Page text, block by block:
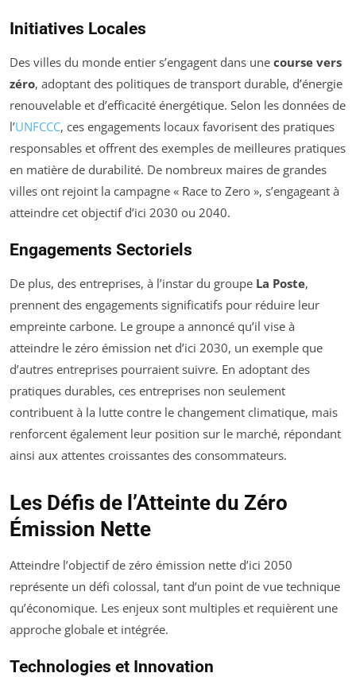
Initiatives Locales
Des villes du monde entier s’engagent dans une course vers
zéro, adoptant des politiques de transport durable, d’énergie
renouvelable et d’efficacité énergétique. Selon les données de
l’UNFCCC, ces engagements locaux favorisent des pratiques
responsables et offrent des exemples de meilleures pratiques
en matière de durabilité. De nombreux maires de grandes
villes ont rejoint la campagne « Race to Zero », s’engageant à
atteindre cet objectif d’ici 2030 ou 2040.
Engagements Sectoriels
De plus, des entreprises, à l’instar du groupe La Poste,
prennent des engagements significatifs pour réduire leur
empreinte carbone. Le groupe a annoncé qu’il vise à
atteindre le zéro émission net d’ici 2030, un exemple que
d’autres entreprises pourraient suivre. En adoptant des
pratiques durables, ces entreprises non seulement
contribuent à la lutte contre le changement climatique, mais
renforcent également leur position sur le marché, répondant
ainsi aux attentes croissantes des consommateurs.
Les Défis de l’Atteinte du Zéro
Émission Nette
Atteindre l’objectif de zéro émission nette d’ici 2050
représente un défi colossal, tant d’un point de vue technique
qu’économique. Les enjeux sont multiples et requièrent une
approche globale et intégrée.
Technologies et Innovation